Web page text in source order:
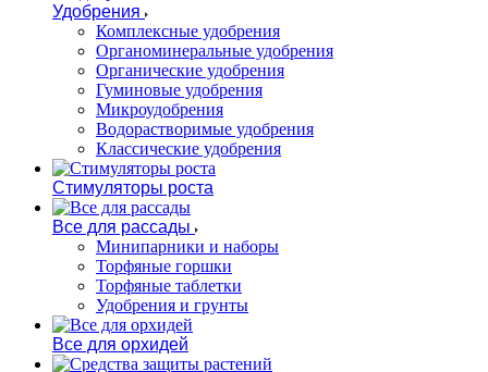
Удобрения
Комплексные удобрения
Органоминеральные удобрения
Органические удобрения
Гуминовые удобрения
Микроудобрения
Водорастворимые удобрения
Классические удобрения
Стимуляторы роста
Все для рассады
Минипарники и наборы
Торфяные горшки
Торфяные таблетки
Удобрения и грунты
Все для орхидей